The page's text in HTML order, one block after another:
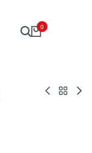
0
Gemischter
Zurück